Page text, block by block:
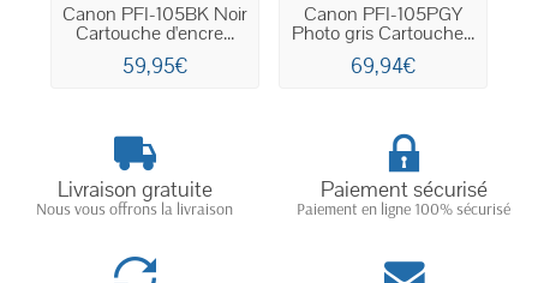
Canon PFI-105BK Noir
Cartouche d'encre...
59,95€
Canon PFI-105PGY
Photo gris Cartouche...
69,94€
Livraison gratuite
Nous vous offrons la livraison
Paiement sécurisé
Paiement en ligne 100% sécurisé